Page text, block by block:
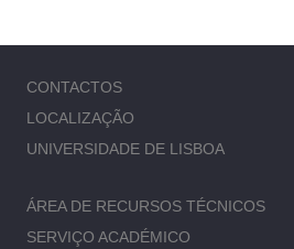
CONTACTOS
LOCALIZAÇÃO
UNIVERSIDADE DE LISBOA
ÁREA DE RECURSOS TÉCNICOS
SERVIÇO ACADÉMICO